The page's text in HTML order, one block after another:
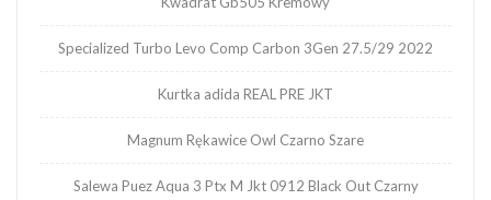
Specialized Turbo Levo Comp Carbon 3Gen 27.5/29 2022
Kurtka adida REAL PRE JKT
Magnum Rękawice Owl Czarno Szare
Salewa Puez Aqua 3 Ptx M Jkt 0912 Black Out Czarny